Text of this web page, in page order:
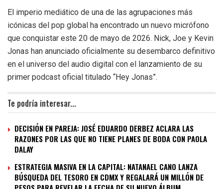
El imperio mediático de una de las agrupaciones más
icónicas del pop global ha encontrado un nuevo micrófono
que conquistar este 20 de mayo de 2026. Nick, Joe y Kevin
Jonas han anunciado oficialmente su desembarco definitivo
en el universo del audio digital con el lanzamiento de su
primer podcast oficial titulado “Hey Jonas”.
Te podría interesar...
DECISIÓN EN PAREJA: JOSÉ EDUARDO DERBEZ ACLARA LAS
RAZONES POR LAS QUE NO TIENE PLANES DE BODA CON PAOLA
DALAY
ESTRATEGIA MASIVA EN LA CAPITAL: NATANAEL CANO LANZA
BÚSQUEDA DEL TESORO EN CDMX Y REGALARÁ UN MILLÓN DE